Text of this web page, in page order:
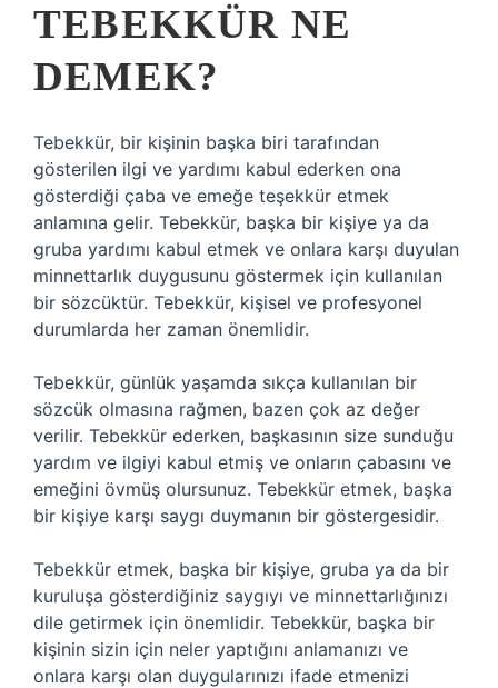
TEBEKKÜR NE
DEMEK?
Tebekkür, bir kişinin başka biri tarafından
gösterilen ilgi ve yardımı kabul ederken ona
gösterdiği çaba ve emeğe teşekkür etmek
anlamına gelir. Tebekkür, başka bir kişiye ya da
gruba yardımı kabul etmek ve onlara karşı duyulan
minnettarlık duygusunu göstermek için kullanılan
bir sözcüktür. Tebekkür, kişisel ve profesyonel
durumlarda her zaman önemlidir.
Tebekkür, günlük yaşamda sıkça kullanılan bir
sözcük olmasına rağmen, bazen çok az değer
verilir. Tebekkür ederken, başkasının size sunduğu
yardım ve ilgiyi kabul etmiş ve onların çabasını ve
emeğini övmüş olursunuz. Tebekkür etmek, başka
bir kişiye karşı saygı duymanın bir göstergesidir.
Tebekkür etmek, başka bir kişiye, gruba ya da bir
kuruluşa gösterdiğiniz saygıyı ve minnettarlığınızı
dile getirmek için önemlidir. Tebekkür, başka bir
kişinin sizin için neler yaptığını anlamanızı ve
onlara karşı olan duygularınızı ifade etmenizi